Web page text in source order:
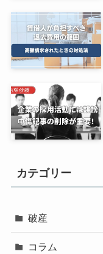
カテゴリー
破産
コラム